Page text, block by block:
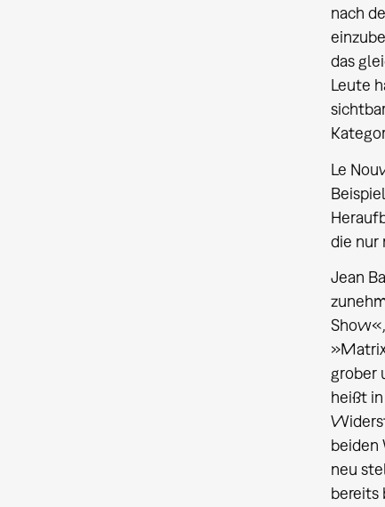
nach
das
Leute
Le
die nur
Jean
grober
heißt
beiden
neu
bereits